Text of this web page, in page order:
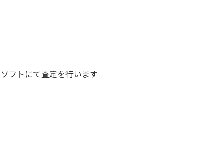
フトにて査定を行います